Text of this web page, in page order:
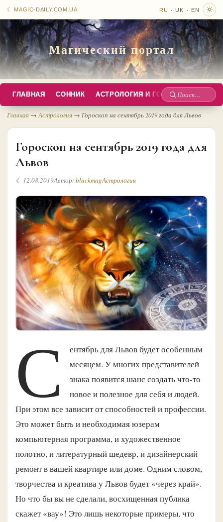
☾ MAGIC-DAILY.COM.UA RU · UK · EN
Магический портал
ГЛАВНАЯ СОННИК АСТРОЛОГИЯ И ГОРОСКОПЫ
Поиск
по
сайту
Главная → Астрология → Гороскоп на сентябрь 2019 года для Львов
Гороскоп на сентябрь 2019 года для
Львов
☾ 12.08.2019Автор:blackmagАстрология
С
ентябрь для Львов будет особенным
месяцем. У многих представителей
знака появится шанс создать что-то
новое и полезное для себя и людей.
При этом все зависит от способностей и профессии.
Это может быть и необходимая юзерам
компьютерная программа, и художественное
полотно, и литературный шедевр, и дизайнерский
ремонт в вашей квартире или доме. Одним словом,
творчества и креатива у Львов будет «через край».
Но что бы вы не сделали, восхищенная публика
скажет «вау»! Это лишь некоторые примеры, что